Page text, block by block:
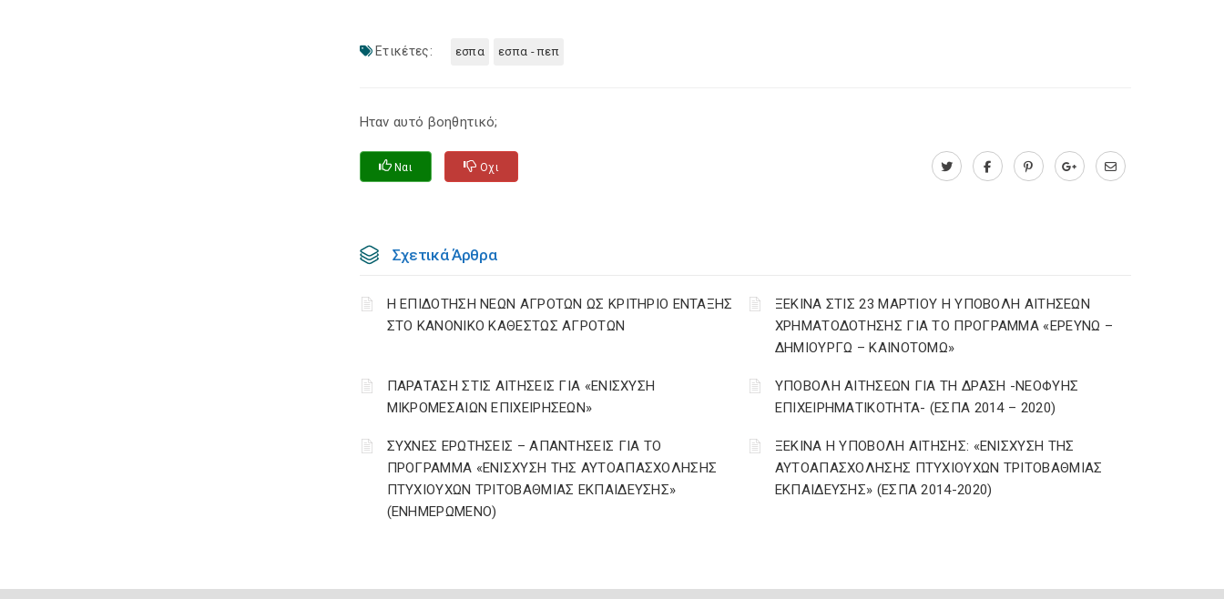
Ετικέτες: εσπα εσπα - πεπ
Ηταν αυτό βοηθητικό;
Ναι Οχι
Σχετικά Άρθρα
Η ΕΠΙΔΟΤΗΣΗ ΝΕΩΝ ΑΓΡΟΤΩΝ ΩΣ ΚΡΙΤΗΡΙΟ ΕΝΤΑΞΗΣ
ΣΤΟ ΚΑΝΟΝΙΚΟ ΚΑΘΕΣΤΩΣ ΑΓΡΟΤΩΝ
ΞΕΚΙΝΑ ΣΤΙΣ 23 ΜΑΡΤΙΟΥ Η ΥΠΟΒΟΛΗ ΑΙΤΗΣΕΩΝ
ΧΡΗΜΑΤΟΔΟΤΗΣΗΣ ΓΙΑ ΤΟ ΠΡΟΓΡΑΜΜΑ «ΕΡΕΥΝΩ –
ΔΗΜΙΟΥΡΓΩ – ΚΑΙΝΟΤΟΜΩ»
ΠΑΡΑΤΑΣΗ ΣΤΙΣ ΑΙΤΗΣΕΙΣ ΓΙΑ «ΕΝΙΣΧΥΣΗ
ΜΙΚΡΟΜΕΣΑΙΩΝ ΕΠΙΧΕΙΡΗΣΕΩΝ»
ΥΠΟΒΟΛΗ ΑΙΤΗΣΕΩΝ ΓΙΑ ΤΗ ΔΡΑΣΗ -ΝΕΟΦΥΗΣ
ΕΠΙΧΕΙΡΗΜΑΤΙΚΟΤΗΤΑ- (ΕΣΠΑ 2014 – 2020)
ΣΥΧΝΕΣ ΕΡΩΤΗΣΕΙΣ – ΑΠΑΝΤΗΣΕΙΣ ΓΙΑ ΤΟ
ΠΡΟΓΡΑΜΜΑ «ΕΝΙΣΧΥΣΗ ΤΗΣ ΑΥΤΟΑΠΑΣΧΟΛΗΣΗΣ
ΠΤΥΧΙΟΥΧΩΝ ΤΡΙΤΟΒΑΘΜΙΑΣ ΕΚΠΑΙΔΕΥΣΗΣ»
(ΕΝΗΜΕΡΩΜΕΝΟ)
ΞΕΚΙΝΑ Η ΥΠΟΒΟΛΗ ΑΙΤΗΣΗΣ: «ΕΝΙΣΧΥΣΗ ΤΗΣ
ΑΥΤΟΑΠΑΣΧΟΛΗΣΗΣ ΠΤΥΧΙΟΥΧΩΝ ΤΡΙΤΟΒΑΘΜΙΑΣ
ΕΚΠΑΙΔΕΥΣΗΣ» (ΕΣΠΑ 2014-2020)